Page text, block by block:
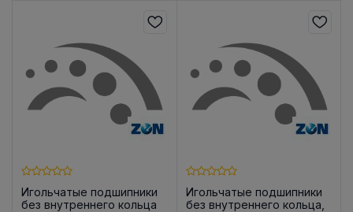
Игольчатые подшипники
без внутреннего кольца
Игольчатые подшипники
без внутреннего кольца,